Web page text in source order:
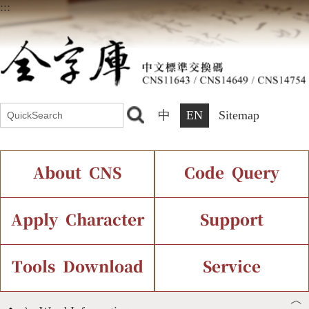
:::
中 EN Sitemap
About CNS
Introduction Current Status
Chinese Code Status
Code Query
IDS Query
Components Query
Apply Character
Application Process
Support
Font Instant Display
Tools Download Service
︿